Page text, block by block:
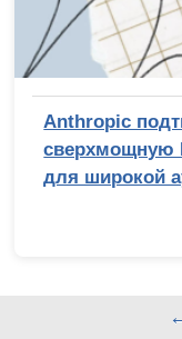
Anthropic
сверхмощную
для широкой